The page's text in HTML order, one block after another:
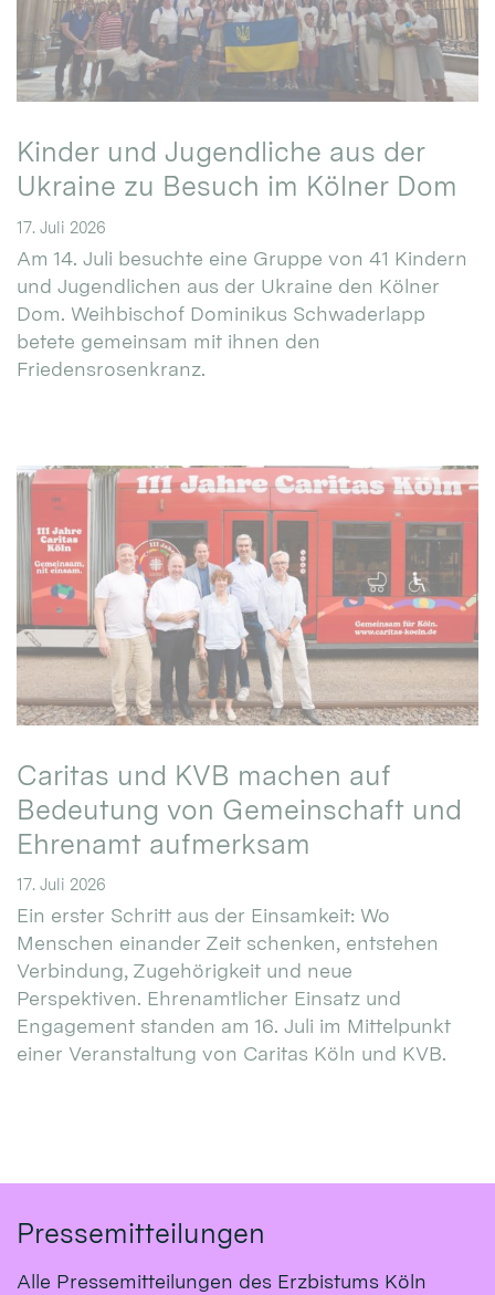
Kinder und Jugendliche aus der
Ukraine zu Besuch im Kölner Dom
17. Juli 2026
Am 14. Juli besuchte eine Gruppe von 41 Kindern
und Jugendlichen aus der Ukraine den Kölner
Dom. Weihbischof Dominikus Schwaderlapp
betete gemeinsam mit ihnen den
Friedensrosenkranz.
Caritas und KVB machen auf
Bedeutung von Gemeinschaft und
Ehrenamt aufmerksam
17. Juli 2026
Ein erster Schritt aus der Einsamkeit: Wo
Menschen einander Zeit schenken, entstehen
Verbindung, Zugehörigkeit und neue
Perspektiven. Ehrenamtlicher Einsatz und
Engagement standen am 16. Juli im Mittelpunkt
einer Veranstaltung von Caritas Köln und KVB.
Pressemitteilungen
Alle Pressemitteilungen des Erzbistums Köln